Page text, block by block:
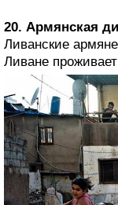
20. Армянская
Ливанские
Ливане